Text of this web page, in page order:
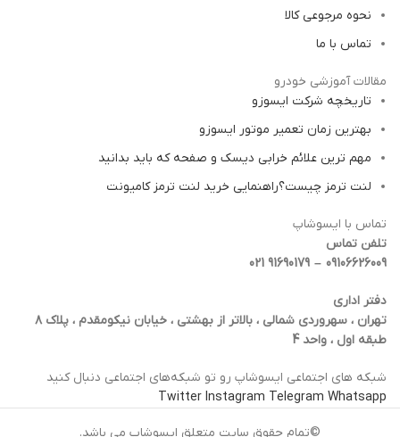
نحوه مرجوعی کالا
تماس با ما
مقالات آموزشی خودرو
تاریخچه شرکت ایسوزو
بهترین زمان تعمیر موتور ایسوزو
مهم ترین علائم خرابی دیسک و صفحه که باید بدانید
لنت ترمز چیست؟راهنمایی خرید لنت ترمز کامیونت
تماس با ایسوشاپ
تلفن تماس
09106626009 – 91690179 021
دفتر اداری
تهران ، سهروردی شمالی ، بالاتر از بهشتی ، خیابان نیکومقدم ، پلاک ۸
طبقه اول ، واحد 4
شبکه‌ های اجتماعی ایسوشاپ رو تو شبکه‌های اجتماعی دنبال کنید
Twitter Instagram Telegram Whatsapp
©تمام حقوق سایت متعلق ایسوشاپ می باشد.